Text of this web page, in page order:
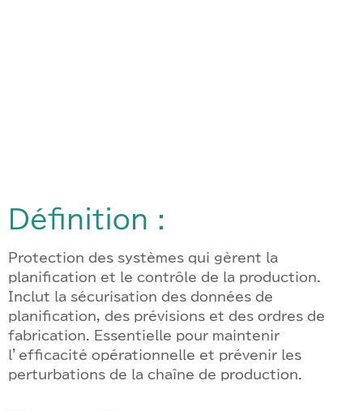
Définition :
Protection des systèmes qui gèrent la
planification et le contrôle de la production.
Inclut la sécurisation des données de
planification, des prévisions et des ordres de
fabrication. Essentielle pour maintenir
l’efficacité opérationnelle et prévenir les
perturbations de la chaîne de production.